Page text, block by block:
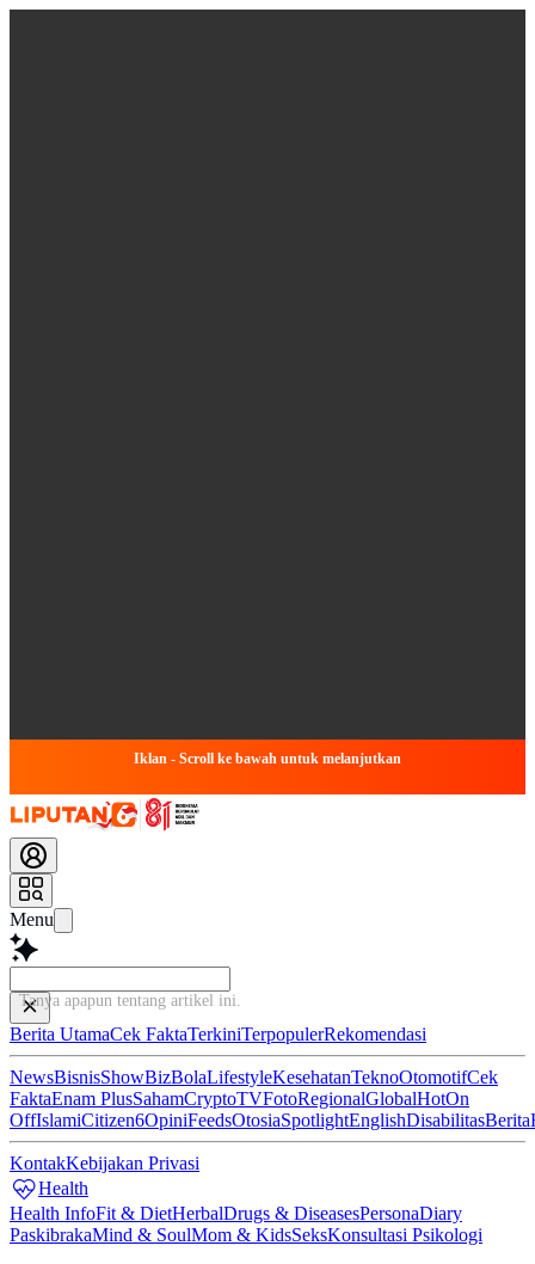
Iklan - Scroll ke bawah untuk melanjutkan
Menu
Tanya apapun tentang artikel ini..
Berita UtamaCek FaktaTerkiniTerpopulerRekomendasi
NewsBisnisShowBizBolaLifestyleKesehatanTeknoOtomotifCek
FaktaEnam PlusSahamCryptoTVFotoRegionalGlobalHotOn
OffIslamiCitizen6OpiniFeedsOtosiaSpotlightEnglishDisabilitasBerita
KontakKebijakan Privasi
Health
Health InfoFit & DietHerbalDrugs & DiseasesPersonaDiary
PaskibrakaMind & SoulMom & KidsSeksKonsultasi Psikologi